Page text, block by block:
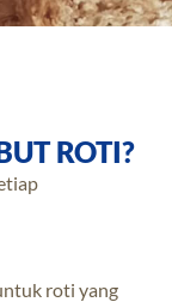
ROTI?
roti yang